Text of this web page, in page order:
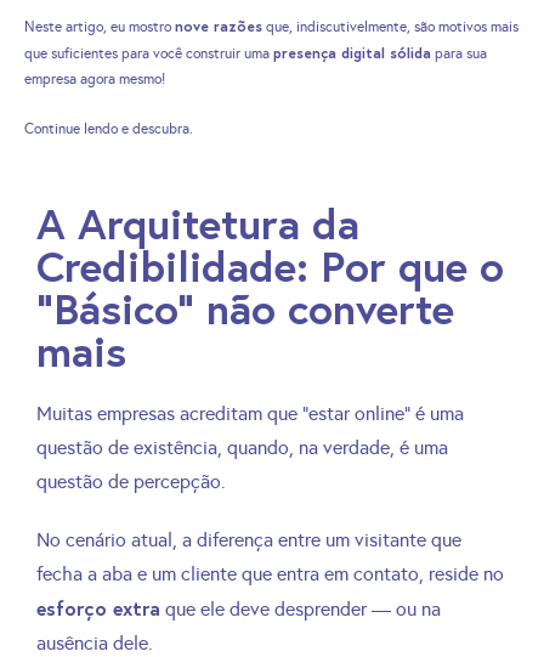
Neste artigo, eu mostro nove razões que, indiscutivelmente, são motivos mais
que suficientes para você construir uma presença digital sólida para sua
empresa agora mesmo!
Continue lendo e descubra.
A Arquitetura da
Credibilidade: Por que o
"Básico" não converte
mais
Muitas empresas acreditam que “estar online” é uma
questão de existência, quando, na verdade, é uma
questão de percepção.
No cenário atual, a diferença entre um visitante que
fecha a aba e um cliente que entra em contato, reside no
esforço extra que ele deve desprender — ou na
ausência dele.